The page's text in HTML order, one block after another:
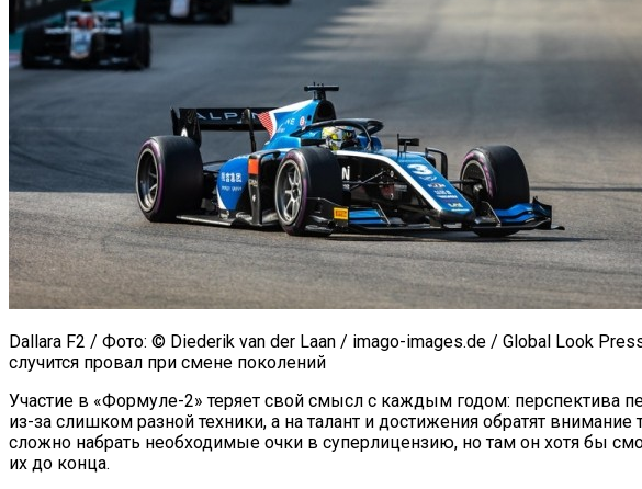
Dallara F2 / Фото: © Diederik van der Laan / imago-images.de / Global Look
случится провал при смене поколений
Участие в «Формуле-2» теряет свой смысл с каждым годом: перспектива
из-за слишком разной техники, а на талант и достижения обратят
сложно набрать необходимые очки в суперлицензию, но там он хотя бы
их до конца.